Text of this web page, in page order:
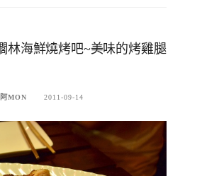
林海鮮燒烤吧~美味的烤雞腿
阿MON 2011-09-14